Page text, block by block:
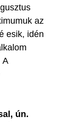
az
esik, idén
A
ún.